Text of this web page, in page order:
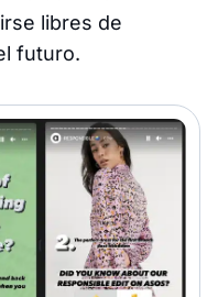
libres de
futuro.